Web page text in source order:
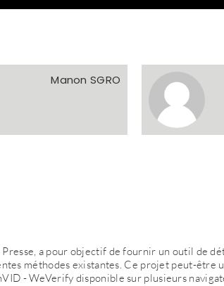
Manon SGRO
a pour objectif de fournir un outil de
méthodes existantes. Ce projet peut-être
- WeVerify disponible sur plusieurs